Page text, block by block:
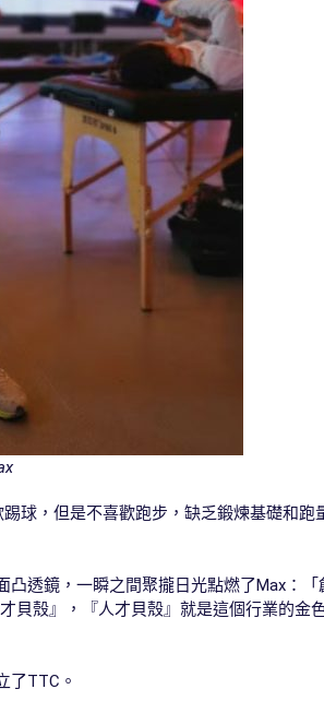
球，但是不喜歡跑步，缺乏鍛煉基礎和跑
透鏡，一瞬之間聚攏日光點燃了Max：
貝殼』，『人才貝殼』就是這個行業的金
了TTC。